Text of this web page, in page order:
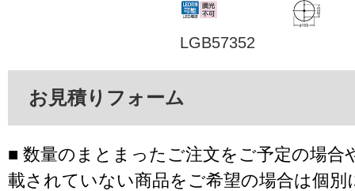
LGB57352
お見積りフォーム
■ 数量のまとまったご注文をご予定の場合
載されていない商品をご希望の場合は個別